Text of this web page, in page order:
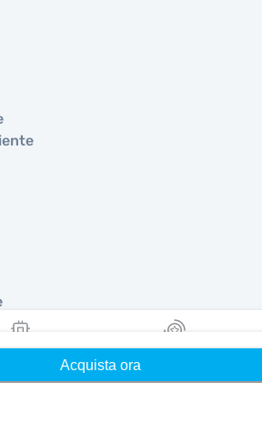
Acquista ora
mie eSIM Ricompense